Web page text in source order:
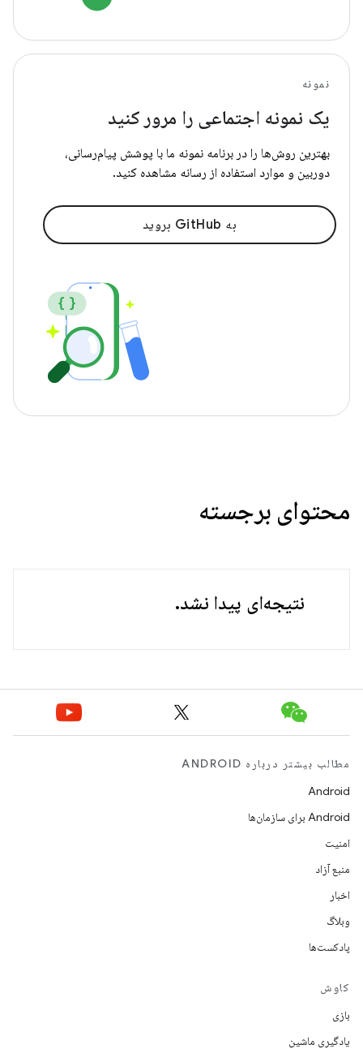
نمونه
یک نمونه اجتماعی را مرور کنید
بهترین روش‌ها را در برنامه نمونه ما با پوشش پیام‌رسانی،
دوربین و موارد استفاده از رسانه مشاهده کنید.
به GitHub بروید
محتوای برجسته
نتیجه‌ای پیدا نشد.
مطالب بیشتر درباره ANDROID
Android
Android برای سازمان‌ها
امنیت
منبع آزاد
اخبار
وبلاگ
پادکست‌ها
کاوش
بازی
یادگیری ماشین